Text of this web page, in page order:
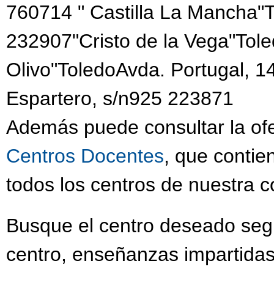
760714 " Castilla La
232907"Cristo de la
Olivo"ToledoAvda. Portugal,
Espartero, s/n925 223871
Además puede consultar la
Centros Docentes, que
todos los centros de nuestra
Busque el centro deseado
centro, enseñanzas